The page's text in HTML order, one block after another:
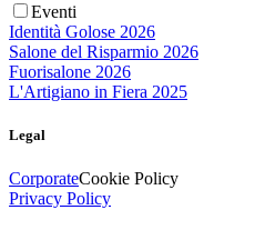
Eventi
Identità Golose 2026
Salone del Risparmio 2026
Fuorisalone 2026
L'Artigiano in Fiera 2025
Legal
CorporateCookie Policy
Privacy Policy